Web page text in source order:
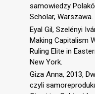
samowiedzy
Scholar, Warszawa.
Eyal Gil, Szelényi
Making Capitalism
Ruling Elite in
New York.
Giza Anna, 2013,
czyli